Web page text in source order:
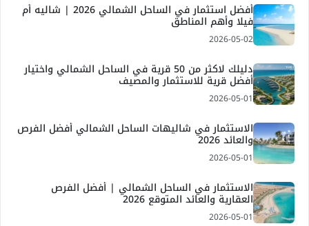
أفضل استثمار في الساحل الشمالي 2026 | شاليه أم
فيلا وأهم المناطق
2026-05-02
دليلك لاكثر من 50 قرية في الساحل الشمالي واختيار
أفضل قرية للاستثمار والمصيف
2026-05-01
الاستثمار في شاليهات الساحل الشمالي أفضل الفرص
والعائد 2026
2026-05-01
الاستثمار في الساحل الشمالي | أفضل الفرص
العقارية والعائد المتوقع 2026
2026-05-01